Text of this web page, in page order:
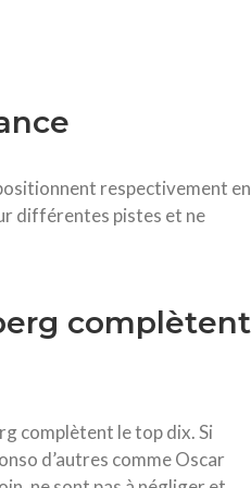
respectivement en
différentes pistes et ne
complètent
complètent le top dix. Si
d’autres comme Oscar